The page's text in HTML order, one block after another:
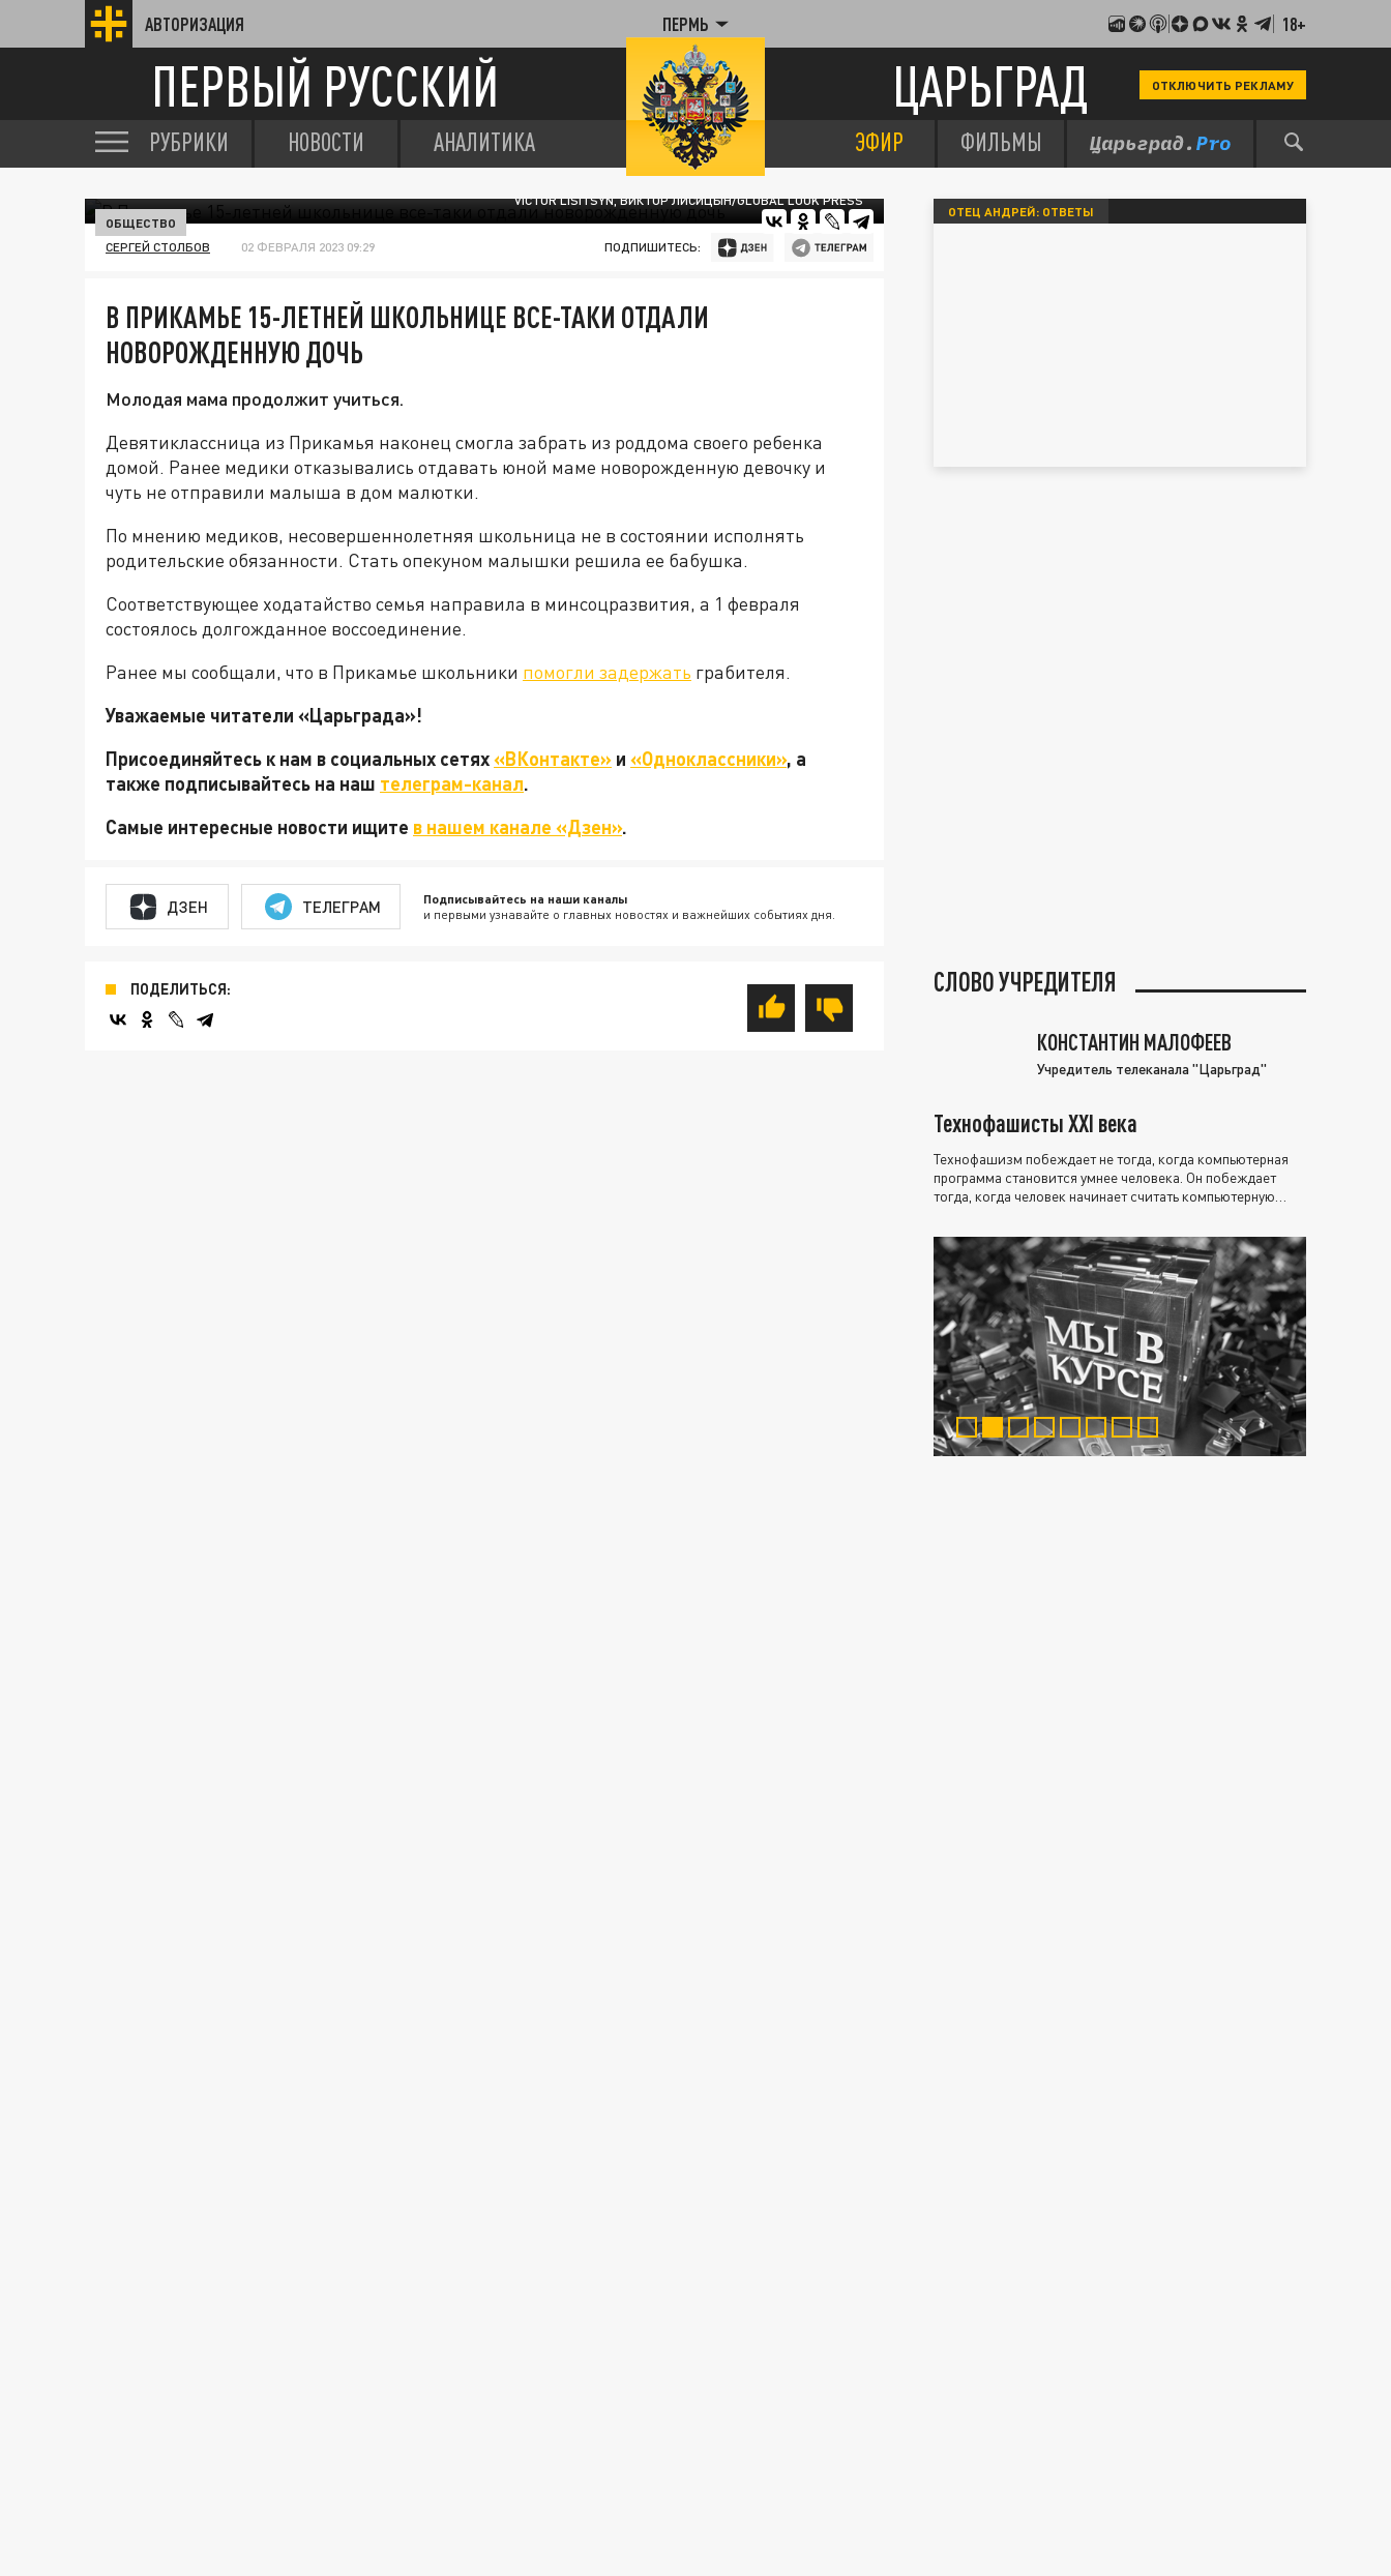
АВТОРИЗАЦИЯ ПЕРМЬ 18+
ПЕРВЫЙ РУССКИЙ ЦАРЬГРАД ОТКЛЮЧИТЬ РЕКЛАМУ
РУБРИКИ НОВОСТИ АНАЛИТИКА ЭФИР ФИЛЬМЫ
VICTOR LISITSYN, ВИКТОР ЛИСИЦЫН/GLOBAL LOOK PRESS
ОБЩЕСТВО
СЕРГЕЙ СТОЛБОВ 02 ФЕВРАЛЯ 2023 09:29 ПОДПИШИТЕСЬ:
В ПРИКАМЬЕ 15-ЛЕТНЕЙ ШКОЛЬНИЦЕ ВСЕ-ТАКИ ОТДАЛИ
НОВОРОЖДЕННУЮ ДОЧЬ
Молодая мама продолжит учиться.
Девятиклассница из Прикамья наконец смогла забрать из роддома своего ребенка
домой. Ранее медики отказывались отдавать юной маме новорожденную девочку и
чуть не отправили малыша в дом малютки.
По мнению медиков, несовершеннолетняя школьница не в состоянии исполнять
родительские обязанности. Стать опекуном малышки решила ее бабушка.
Соответствующее ходатайство семья направила в минсоцразвития, а 1 февраля
состоялось долгожданное воссоединение.
Ранее мы сообщали, что в Прикамье школьники помогли задержать грабителя.
Уважаемые читатели «Царьграда»!
Присоединяйтесь к нам в социальных сетях«ВКонтакте» и «Одноклассники», а
также подписывайтесь на наш телеграм-канал.
Самые интересные новости ищите в нашем канале «Дзен».
ДЗЕН ТЕЛЕГРАМ Подписывайтесь на наши каналы
и первыми узнавайте о главных новостях и важнейших событиях дня.
ПОДЕЛИТЬСЯ:
ОТЕЦ АНДРЕЙ: ОТВЕТЫ
СЛОВО УЧРЕДИТЕЛЯ
КОНСТАНТИН МАЛОФЕЕВ
Учредитель телеканала "Царьград"
Технофашисты XXI века
Технофашизм побеждает не тогда, когда компьютерная
программа становится умнее человека. Он побеждает
тогда, когда человек начинает считать компьютерную